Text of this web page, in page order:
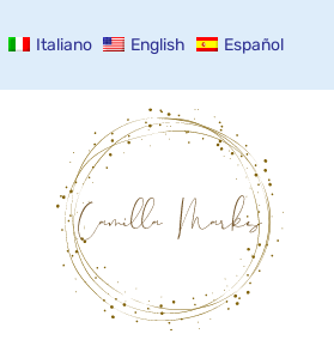
Italiano English Español